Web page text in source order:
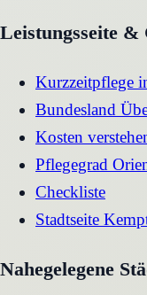
Leistungsseite &
Kurzzeitpflege
Bundesland
Kosten
Pflegegrad
Checkliste
Stadtseite
Nahegelegene